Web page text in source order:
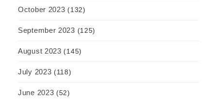
October 2023 (132)
September 2023 (125)
August 2023 (145)
July 2023 (118)
June 2023 (52)